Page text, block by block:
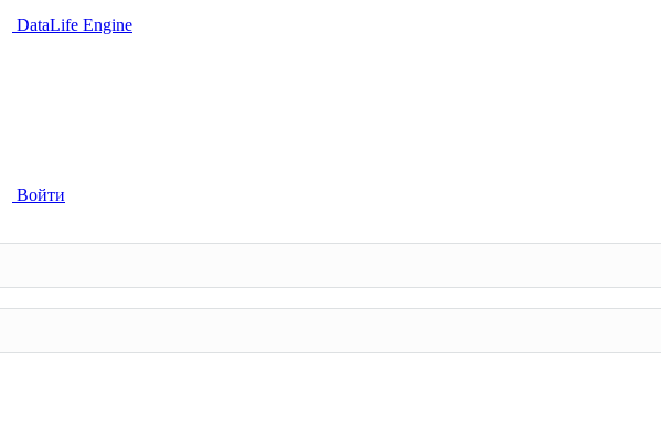
DataLife Engine
Войти